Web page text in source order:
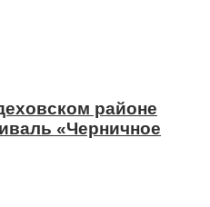
районе
«Черничное